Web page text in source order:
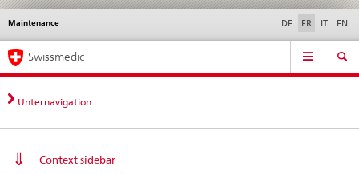
Navigation
directe:
actualités,
bases
contact
Actualités & Mises à
normes
Contact | Support &
aide
Maintenance DE FR IT EN
Service
Navigation
Swissmedic
Unternavigation
Context sidebar